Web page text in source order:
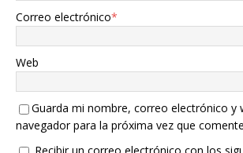
Correo electrónico*
Web
Guarda mi nombre, correo electrónico y
navegador para la próxima vez que